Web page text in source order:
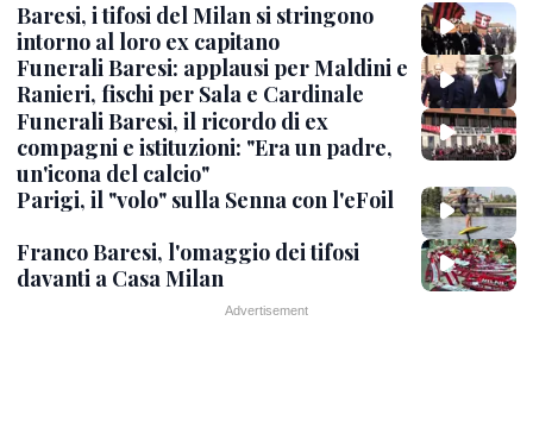
Baresi, i tifosi del Milan si stringono
intorno al loro ex capitano
Funerali Baresi: applausi per Maldini e
Ranieri, fischi per Sala e Cardinale
Funerali Baresi, il ricordo di ex
compagni e istituzioni: "Era un padre,
un'icona del calcio"
Parigi, il "volo" sulla Senna con l'eFoil
Franco Baresi, l'omaggio dei tifosi
davanti a Casa Milan